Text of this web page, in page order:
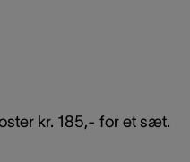
kr. 185,- for et sæt.